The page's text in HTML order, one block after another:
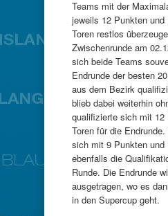
Teams mit der
jeweils 12 Punkten und
Toren restlos
Zwischenrunde am
sich beide Teams
Endrunde der besten
aus dem Bezirk
blieb dabei weiterhin
qualifizierte sich mit 12
Toren für die
sich mit 9 Punkten und
ebenfalls die
Runde. Die Endrunde
ausgetragen, wo es
in den Supercup geht.